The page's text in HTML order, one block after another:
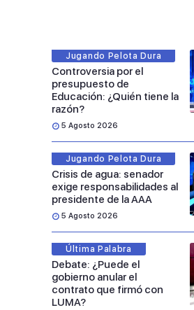
Jugando Pelota Dura
Controversia por el
presupuesto de
Educación: ¿Quién tiene la
razón?
5 Agosto 2026
Jugando Pelota Dura
Crisis de agua: senador
exige responsabilidades al
presidente de la AAA
5 Agosto 2026
Última Palabra
Debate: ¿Puede el
gobierno anular el
contrato que firmó con
LUMA?